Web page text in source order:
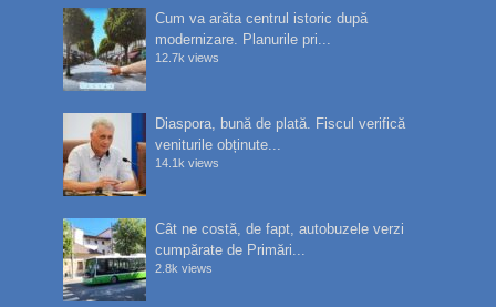
Cum va arăta centrul istoric după
modernizare. Planurile pri...
12.7k views
Diaspora, bună de plată. Fiscul verifică
veniturile obținute...
14.1k views
Cât ne costă, de fapt, autobuzele verzi
cumpărate de Primări...
2.8k views